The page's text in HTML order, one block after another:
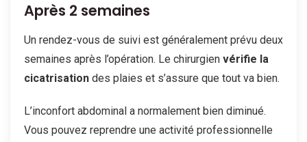
Après 2 semaines
Un rendez-vous de suivi est généralement prévu deux
semaines après l’opération. Le chirurgien vérifie la
cicatrisation des plaies et s’assure que tout va bien.
L’inconfort abdominal a normalement bien diminué.
Vous pouvez reprendre une activité professionnelle